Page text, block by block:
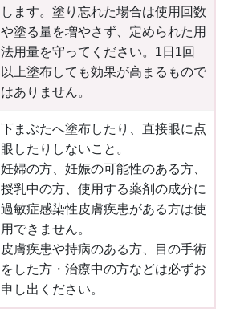
します。塗り忘れた場合は使用回数
や塗る量を増やさず、定められた用
法用量を守ってください。1日1回
以上塗布しても効果が高まるもので
はありません。
下まぶたへ塗布したり、直接眼に点
眼したりしないこと。
妊婦の方、妊娠の可能性のある方、
授乳中の方、使用する薬剤の成分に
過敏症感染性皮膚疾患がある方は使
用できません。
皮膚疾患や持病のある方、目の手術
をした方・治療中の方などは必ずお
申し出ください。